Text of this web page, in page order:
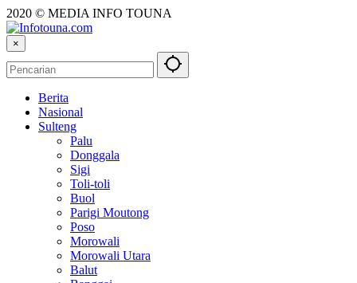
2020 © MEDIA INFO TOUNA
×
Berita
Nasional
Sulteng
Palu
Donggala
Sigi
Toli-toli
Buol
Parigi Moutong
Poso
Morowali
Morowali Utara
Balut